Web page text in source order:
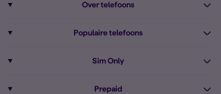
Over telefoons
Alle telefoons
Populaire telefoons
Sim Only
Prepaid